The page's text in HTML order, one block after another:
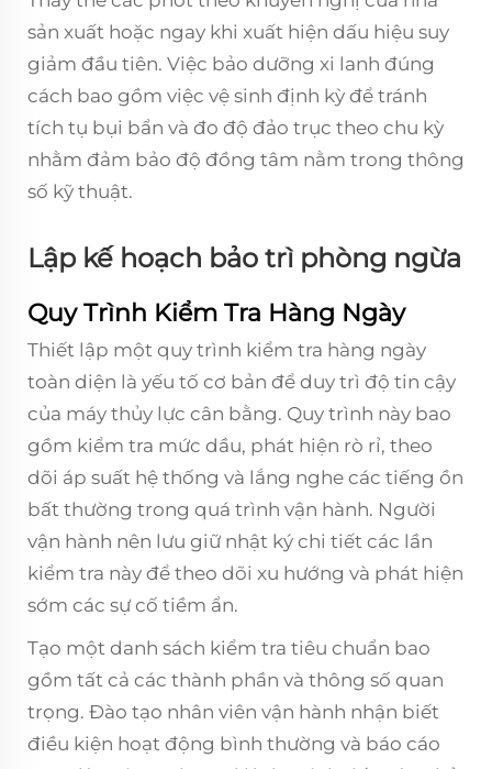
sản xuất hoặc ngay khi xuất hiện dấu hiệu suy
giảm đầu tiên. Việc bảo dưỡng xi lanh đúng
cách bao gồm việc vệ sinh định kỳ để tránh
tích tụ bụi bẩn và đo độ đảo trục theo chu kỳ
nhằm đảm bảo độ đồng tâm nằm trong thông
số kỹ thuật.
Lập kế hoạch bảo trì phòng ngừa
Quy Trình Kiểm Tra Hàng Ngày
Thiết lập một quy trình kiểm tra hàng ngày
toàn diện là yếu tố cơ bản để duy trì độ tin cậy
của máy thủy lực cân bằng. Quy trình này bao
gồm kiểm tra mức dầu, phát hiện rò rỉ, theo
dõi áp suất hệ thống và lắng nghe các tiếng ồn
bất thường trong quá trình vận hành. Người
vận hành nên lưu giữ nhật ký chi tiết các lần
kiểm tra này để theo dõi xu hướng và phát hiện
sớm các sự cố tiềm ẩn.
Tạo một danh sách kiểm tra tiêu chuẩn bao
gồm tất cả các thành phần và thông số quan
trọng. Đào tạo nhân viên vận hành nhận biết
điều kiện hoạt động bình thường và báo cáo